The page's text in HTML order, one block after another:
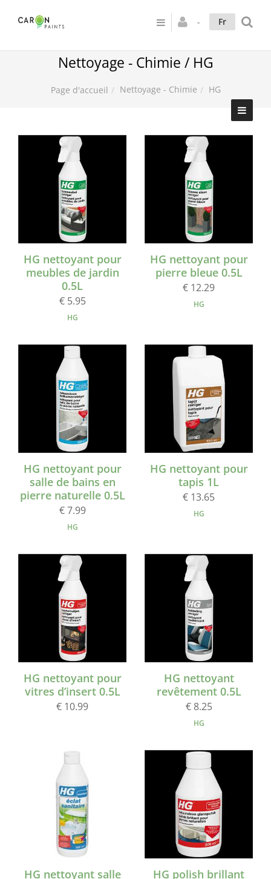
Fr
Nettoyage - Chimie / HG
Page d'accueil Nettoyage - Chimie HG
HG nettoyant pour
meubles de jardin
0.5L
€ 5.95
HG
HG nettoyant pour
pierre bleue 0.5L
€ 12.29
HG
HG nettoyant pour
salle de bains en
pierre naturelle 0.5L
€ 7.99
HG
HG nettoyant pour
tapis 1L
€ 13.65
HG
HG nettoyant pour
vitres d’insert 0.5L
€ 10.99
HG nettoyant
revêtement 0.5L
€ 8.25
HG
HG nettoyant salle
HG polish brillant